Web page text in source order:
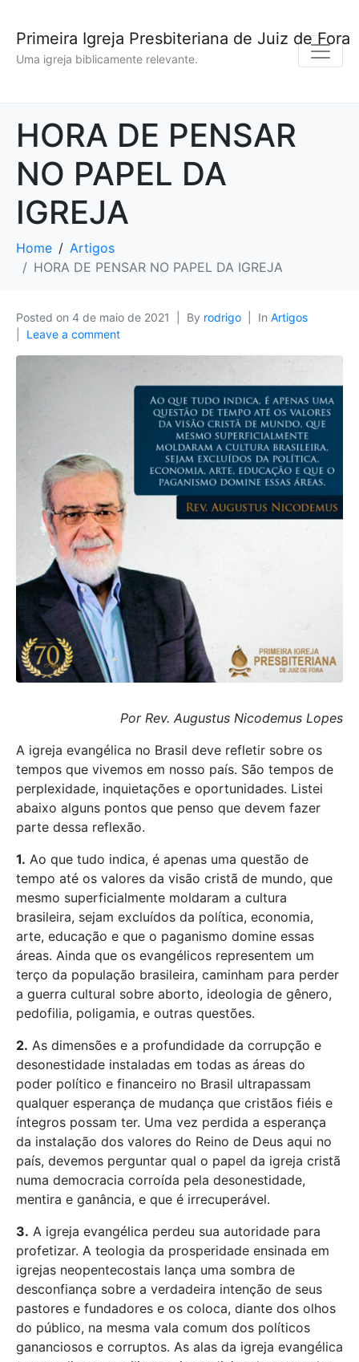
Primeira Igreja Presbiteriana de Juiz de Fora
Uma igreja biblicamente relevante.
HORA DE PENSAR
NO PAPEL DA
IGREJA
Home
Artigos
HORA DE PENSAR NO PAPEL DA IGREJA
Posted on 4 de maio de 2021 By rodrigo In Artigos
Leave a comment
Por Rev. Augustus Nicodemus Lopes
A igreja evangélica no Brasil deve refletir sobre os
tempos que vivemos em nosso país. São tempos de
perplexidade, inquietações e oportunidades. Listei
abaixo alguns pontos que penso que devem fazer
parte dessa reflexão.
1. Ao que tudo indica, é apenas uma questão de
tempo até os valores da visão cristã de mundo, que
mesmo superficialmente moldaram a cultura
brasileira, sejam excluídos da política, economia,
arte, educação e que o paganismo domine essas
áreas. Ainda que os evangélicos representem um
terço da população brasileira, caminham para perder
a guerra cultural sobre aborto, ideologia de gênero,
pedofilia, poligamia, e outras questões.
2. As dimensões e a profundidade da corrupção e
desonestidade instaladas em todas as áreas do
poder político e financeiro no Brasil ultrapassam
qualquer esperança de mudança que cristãos fiéis e
íntegros possam ter. Uma vez perdida a esperança
da instalação dos valores do Reino de Deus aqui no
país, devemos perguntar qual o papel da igreja cristã
numa democracia corroída pela desonestidade,
mentira e ganância, e que é irrecuperável.
3. A igreja evangélica perdeu sua autoridade para
profetizar. A teologia da prosperidade ensinada em
igrejas neopentecostais lança uma sombra de
desconfiança sobre a verdadeira intenção de seus
pastores e fundadores e os coloca, diante dos olhos
do público, na mesma vala comum dos políticos
gananciosos e corruptos. As alas da igreja evangélica